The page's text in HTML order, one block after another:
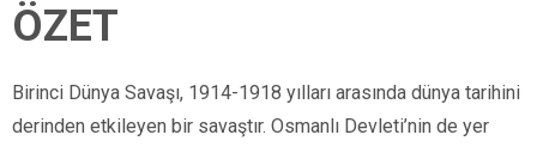
ÖZET
Birinci Dünya Savaşı, 1914-1918 yılları arasında dünya tarihini
derinden etkileyen bir savaştır. Osmanlı Devleti’nin de yer